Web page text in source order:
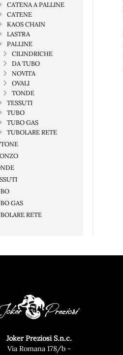
CATENA A PALLINE
CATENE
KAOS CHAIN
LASTRA
PALLINE
CILINDRICHE
DA TUBO
NOVITA
OVALI
TONDE
TESSUTI
TUBO
TUBO GAS
TUBOLARE RETE
GAS
RETE
Joker Preziosi S.n.c.
Via Romana 178/b -